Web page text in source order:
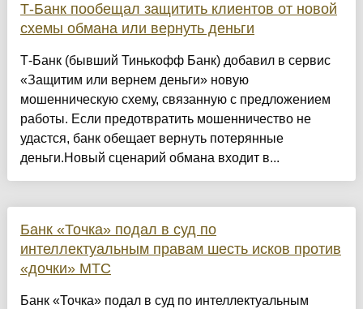
Т-Банк пообещал защитить клиентов от новой
схемы обмана или вернуть деньги
Т-Банк (бывший Тинькофф Банк) добавил в сервис
«Защитим или вернем деньги» новую
мошенническую схему, связанную с предложением
работы. Если предотвратить мошенничество не
удастся, банк обещает вернуть потерянные
деньги.Новый сценарий обмана входит в...
Банк «Точка» подал в суд по
интеллектуальным правам шесть исков против
«дочки» МТС
Банк «Точка» подал в суд по интеллектуальным